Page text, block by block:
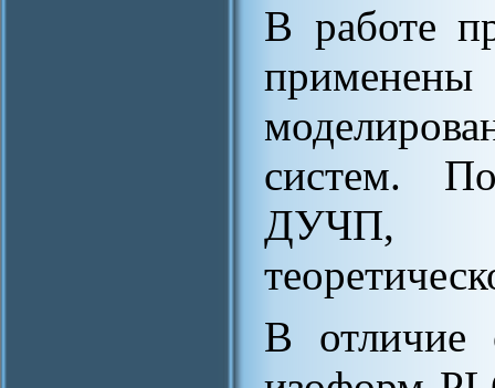
В работе
систем.
ДУЧП,
В отличие